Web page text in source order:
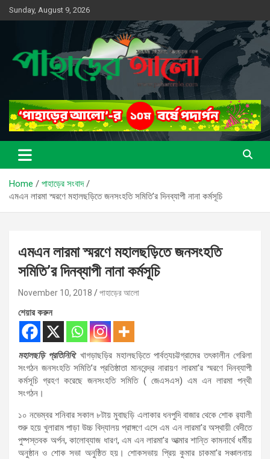
Skip
to
Sunday, August 9, 2026
পাহাড়ের আলো
সত্যের সন্ধানে, পাহাড়ের পথে
Home
পাহাড়ের সংবাদ
এমএন লারমা স্মরণে মহালছড়িতে জনসংহতি সমিতি’র দিনব্যাপী নানা কর্মসূচি
এমএন লারমা স্মরণে মহালছড়িতে জনসংহতি
সমিতি’র দিনব্যাপী নানা কর্মসূচি
November 10, 2018 পাহাড়ের আলো
শেয়ার করুন
মহালছড়ি প্রতিনিধি: খাগড়াছড়ির মহালছড়িতে পার্বত্যচট্টগ্রামের তৎকালীন গেরিলা
সংগঠন জনসংহতি সমিতি’র প্রতিষ্ঠাতা মানবেন্দ্র নারায়ণ লারমা’র স্মরণে দিনব্যাপী
কর্মসূচি গ্রহণ করেছে জনসংহতি সমিতি ( জেএসএস) এম এন লারমা পন্থী
সংগঠন।
১০ নভেম্বর শনিবার সকাল ৮টায় মুবাছড়ি এলাকার ধনপুদি বাজার থেকে শোক র‌্যালী
শুরু হয়ে খুলারাম পাড়া উচ্চ বিদ্যালয় প্রাঙ্গণে এসে এম এন লারমা’র অস্থায়ী বেদীতে
পুষ্পস্তবক অর্পন, কালোব্যাজ ধারণ, এম এন লারমা’র আত্মার শান্তি কামনার্থে ধর্মীয়
অনুষ্ঠান ও শোক সভা অনুষ্ঠিত হয়। শোকসভায় প্রিয় কুমার চাকমা’র সঞ্চালনায়